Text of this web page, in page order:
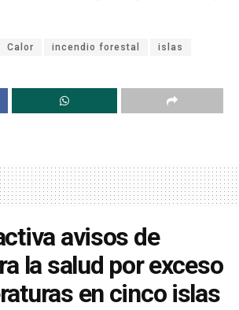
Calor incendio forestal islas
avisos de
la salud por exceso
en cinco islas